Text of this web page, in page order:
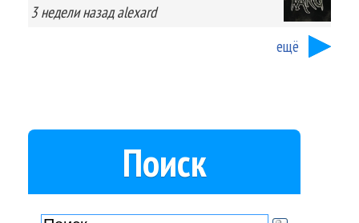
3 неделиназад alexard
ещё
Поиск